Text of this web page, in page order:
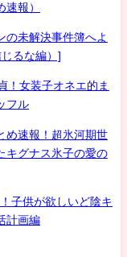
速報）
の未解決事件簿へよ
るな編）]
女装子オネエ的ま
フル
め速報！超氷河期世
キグナス氷子の愛の
子供が欲しいど陰キ
計画編